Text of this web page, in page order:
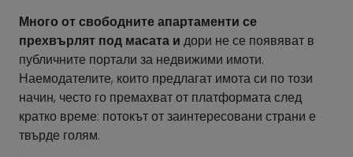
Много от свободните апартаменти се
прехвърлят под масата и дори не се появяват в
публичните портали за недвижими имоти.
Наемодателите, които предлагат имота си по този
начин, често го премахват от платформата след
кратко време: потокът от заинтересовани страни е
твърде голям.